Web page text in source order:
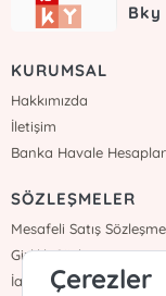
Bky
KURUMSAL
Hakkımızda
İletişim
Banka Havale
SÖZLEŞMELER
Mesafeli Satış
Gizlilik Sözleşmesi
İade ve Teslimat
Çerezler